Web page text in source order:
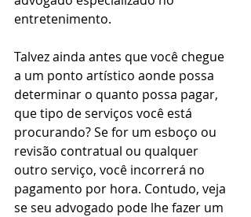
entretenimento.
Talvez ainda antes que você chegue
a um ponto artístico aonde possa
determinar o quanto possa pagar,
que tipo de serviços você está
procurando? Se for um esboço ou
revisão contratual ou qualquer
outro serviço, você incorrerá no
pagamento por hora. Contudo, veja
se seu advogado pode lhe fazer um